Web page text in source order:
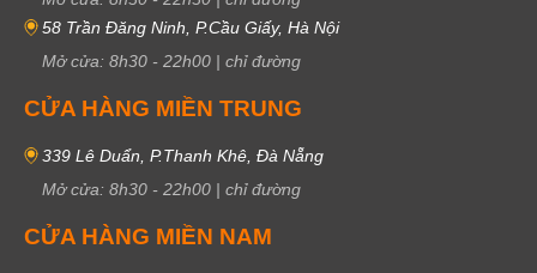
58 Trần Đăng Ninh, P.Cầu Giấy, Hà Nội
Mở cửa: 8h30 - 22h00 | chỉ đường
CỬA HÀNG MIỀN TRUNG
339 Lê Duẩn, P.Thanh Khê, Đà Nẵng
Mở cửa: 8h30 - 22h00 | chỉ đường
CỬA HÀNG MIỀN NAM